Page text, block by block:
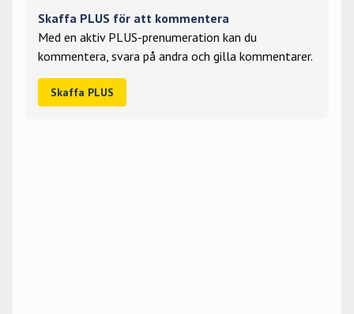
Skaffa PLUS för att kommentera
Med en aktiv PLUS-prenumeration kan du
kommentera, svara på andra och gilla kommentarer.
Skaffa PLUS